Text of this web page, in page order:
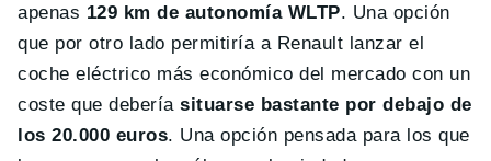
apenas 129 km de autonomía WLTP. Una opción
que por otro lado permitiría a Renault lanzar el
coche eléctrico más económico del mercado con un
coste que debería situarse bastante por debajo de
los 20.000 euros. Una opción pensada para los que